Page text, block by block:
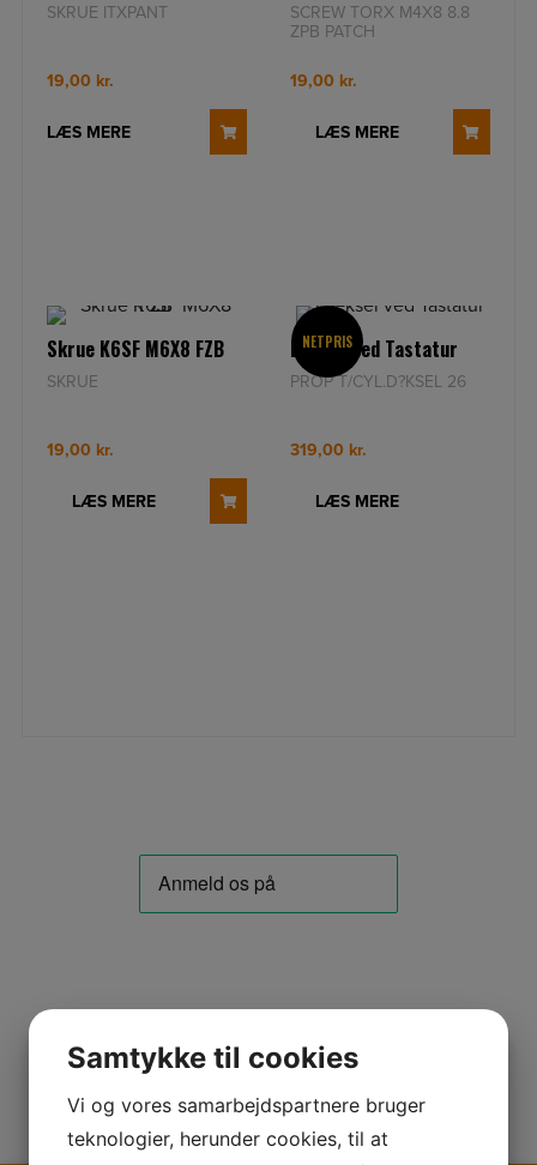
SKRUE ITXPANT
19,00 kr.
LÆS MERE
SCREW TORX M4X8 8.8
ZPB PATCH
19,00 kr.
LÆS MERE
Skrue K6SF M6X8 FZB
SKRUE
19,00 kr.
LÆS MERE
NETPRIS
Dæksel ved Tastatur
PROP T/CYL.D?KSEL 26
319,00 kr.
LÆS MERE
Samtykke til cookies
Vi og vores samarbejdspartnere bruger
teknologier, herunder cookies, til at